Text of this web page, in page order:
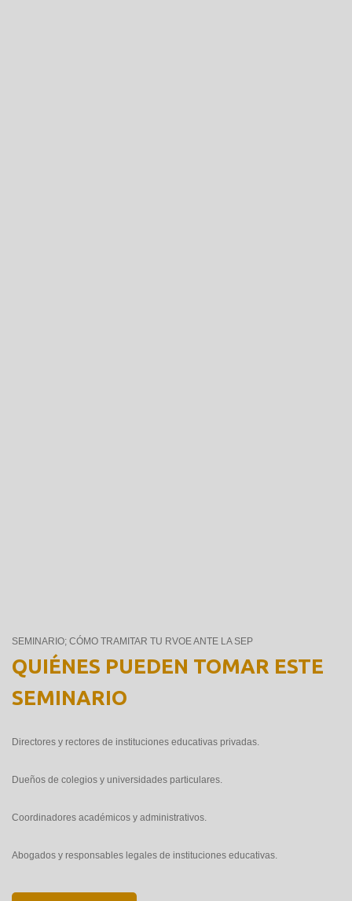
SEMINARIO; CÓMO TRAMITAR TU RVOE ANTE LA SEP
QUIÉNES PUEDEN TOMAR ESTE
SEMINARIO
Directores y rectores de instituciones educativas privadas.
Dueños de colegios y universidades particulares.
Coordinadores académicos y administrativos.
Abogados y responsables legales de instituciones educativas.